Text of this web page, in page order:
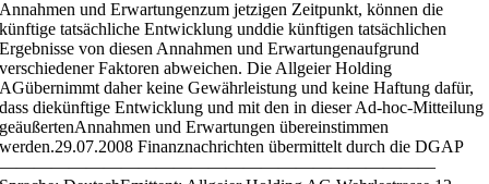
Annahmen und Erwartungenzum jetzigen Zeitpunkt, können die
künftige tatsächliche Entwicklung unddie künftigen tatsächlichen
Ergebnisse von diesen Annahmen und Erwartungenaufgrund
verschiedener Faktoren abweichen. Die Allgeier Holding
AGübernimmt daher keine Gewährleistung und keine Haftung dafür,
dass diekünftige Entwicklung und mit den in dieser Ad-hoc-Mitteilung
geäußertenAnnahmen und Erwartungen übereinstimmen
werden.29.07.2008 Finanznachrichten übermittelt durch die DGAP
—————————————————————————